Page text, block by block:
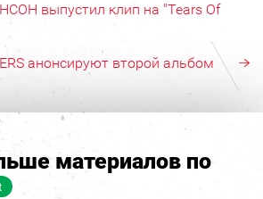
выпустил клип на "Tears Of
анонсируют второй альбом
материалов по